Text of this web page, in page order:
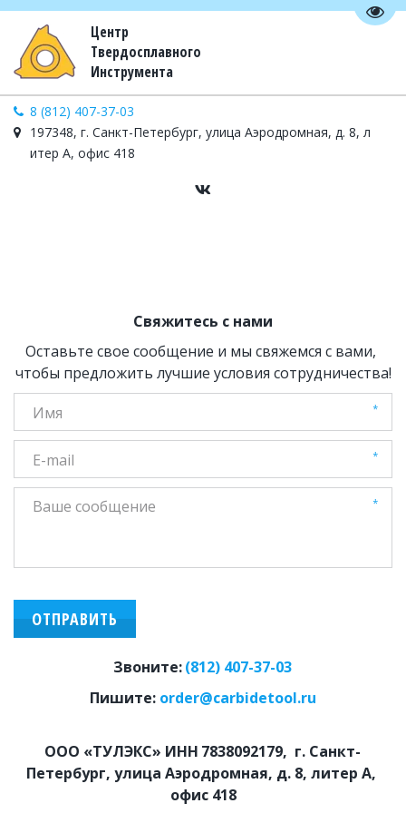
Центр
Твердосплавного
Инструмента
8 (812) 407-37-03
197348, г. Санкт-Петербург, улица Аэродромная, д. 8, л
итер А, офис 418
Свяжитесь с нами
Оставьте свое сообщение и мы свяжемся с вами,
чтобы предложить лучшие условия сотрудничества!
*
*
*
ОТПРАВИТЬ
Звоните:(812) 407-37-03
Пишите: order@carbidetool.ru
ООО «ТУЛЭКС» ИНН 7838092179,  г. Санкт-
Петербург, улица Аэродромная, д. 8, литер А,
офис 418